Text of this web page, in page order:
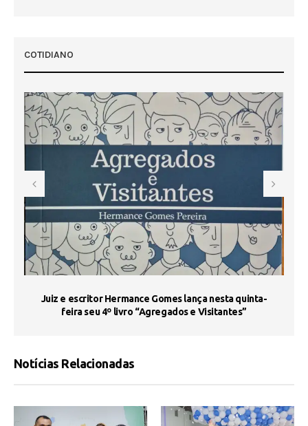
COTIDIANO
Juiz e escritor Hermance Gomes lança nesta quinta-
feira seu 4º livro “Agregados e Visitantes”
Notícias Relacionadas